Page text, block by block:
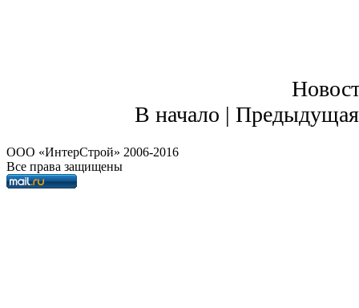
В начало |
OOO «ИнтерСтрой» 2006-2016
Все права защищены